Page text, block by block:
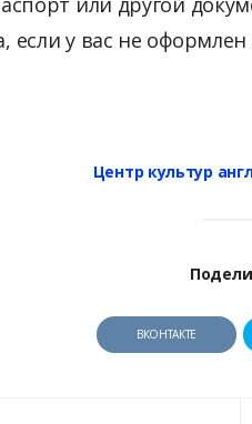
если у вас не
Центр культур
ВКОНТАКТЕ